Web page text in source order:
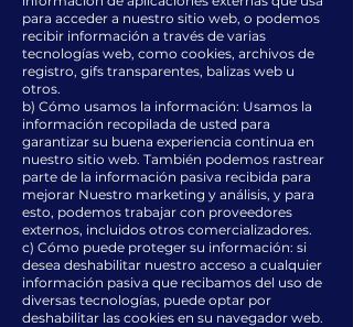
para acceder a nuestro sitio web, o podemos
recibir información a través de varias
tecnologías web, como cookies, archivos de
registro, gifs transparentes, balizas web u
otros.
b) Cómo usamos la información: Usamos la
información recopilada de usted para
garantizar su buena experiencia continua en
nuestro sitio web. También podemos rastrear
parte de la información pasiva recibida para
mejorar Nuestro marketing y análisis, y para
esto, podemos trabajar con proveedores
externos, incluidos otros comercializadores.
c) Cómo puede proteger su información: si
desea deshabilitar nuestro acceso a cualquier
información pasiva que recibamos del uso de
diversas tecnologías, puede optar por
deshabilitar las cookies en su navegador web.